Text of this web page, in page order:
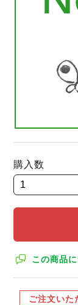
購入数
この商品
ご注文いた